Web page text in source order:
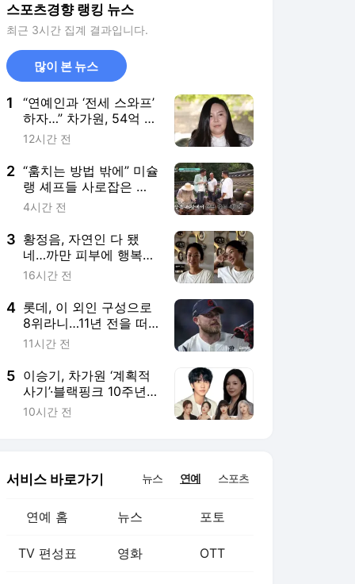
스포츠경향 랭킹 뉴스
최근 3시간 집계 결과입니다.
많이 본 뉴스
1
“연예인과 ‘전세 스와프’
하자…” 차가원, 54억 갈
취한 ‘라누보 한남’ 사기
12시간 전
2 “훔치는 방법 밖에” 미슐
랭 셰프들 사로잡은 선
재스님의 발효 장독대
지)
4시간 전
3 황정음, 자연인 다 됐
네…까만 피부에 행복한
미소 “못 알아 볼 뻔”
16시간 전
4 롯데, 이 외인 구성으로
8위라니…11년 전을 떠
올리게 하는 이유
11시간 전
5 이승기, 차가원 ‘계획적
사기’·블랙핑크 10주년
행사 논란·반민정 결혼…
10시간 전
서비스 바로가기 뉴스 연예 스포츠
연예 홈 뉴스 포토
TV 편성표 영화 OTT